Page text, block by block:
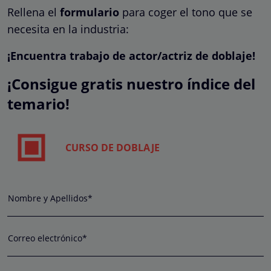
Rellena el formulario para coger el tono que se
necesita en la industria:
¡Encuentra trabajo de actor/actriz de doblaje!
¡Consigue gratis nuestro índice del
temario!
CURSO DE DOBLAJE
Nombre y Apellidos*
Correo electrónico*